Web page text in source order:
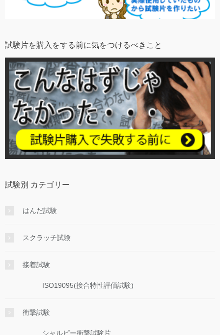
試験片を購入をする前に気をつけるべきこと
試験別 カテゴリー
はんだ試験
スクラッチ試験
接着試験
ISO19095(接合特性評価試験)
衝撃試験
シャルピー衝撃試験片